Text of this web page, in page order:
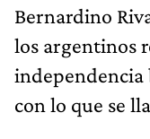
Bernardino
los argentinos
independencia
con lo que se